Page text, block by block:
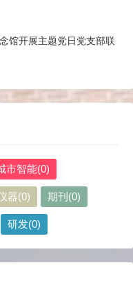
馆开展主题党日党支部联
市智能(0)
器(0) 期刊(0)
研发(0)